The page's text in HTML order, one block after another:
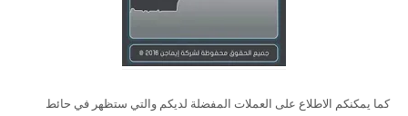
كما يمكنكم الاطلاع على العملات المفضلة لديكم والتي ستظهر في حائط